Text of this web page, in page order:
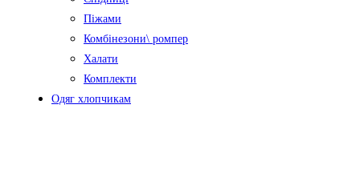
Піжами
Комбінезони\ ромпер
Халати
Комплекти
Одяг хлопчикам